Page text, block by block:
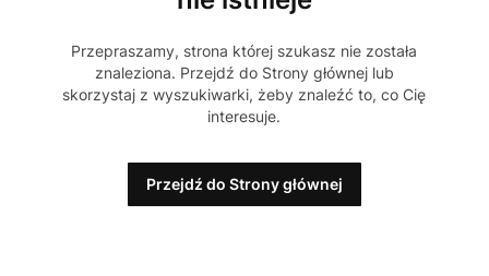
Przepraszamy, strona której szukasz nie została
znaleziona. Przejdź do Strony głównej lub
skorzystaj z wyszukiwarki, żeby znaleźć to, co Cię
interesuje.
Przejdź do Strony głównej